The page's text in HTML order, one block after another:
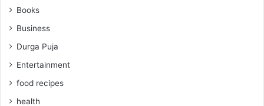
Books
Business
Durga Puja
Entertainment
food recipes
health